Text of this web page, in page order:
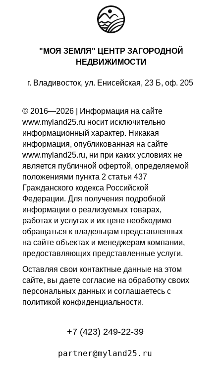
"МОЯ ЗЕМЛЯ" ЦЕНТР ЗАГОРОДНОЙ
НЕДВИЖИМОСТИ
г. Владивосток, ул. Енисейская, 23 Б, оф. 205
© 2016—2026 | Информация на сайте
www.myland25.ru носит исключительно
информационный характер. Никакая
информация, опубликованная на сайте
www.myland25.ru, ни при каких условиях не
является публичной офертой, определяемой
положениями пункта 2 статьи 437
Гражданского кодекса Российской
Федерации. Для получения подробной
информации о реализуемых товарах,
работах и услугах и их цене необходимо
обращаться к владельцам представленных
на сайте объектах и менеджерам компании,
предоставляющих представленные услуги.
Оставляя свои контактные данные на этом
сайте, вы даете согласие на обработку своих
персональных данных и соглашаетесь с
политикой конфиденциальности.
+7 (423) 249-22-39
partner@myland25.ru